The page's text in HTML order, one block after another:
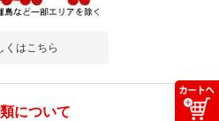
くはこちら
について